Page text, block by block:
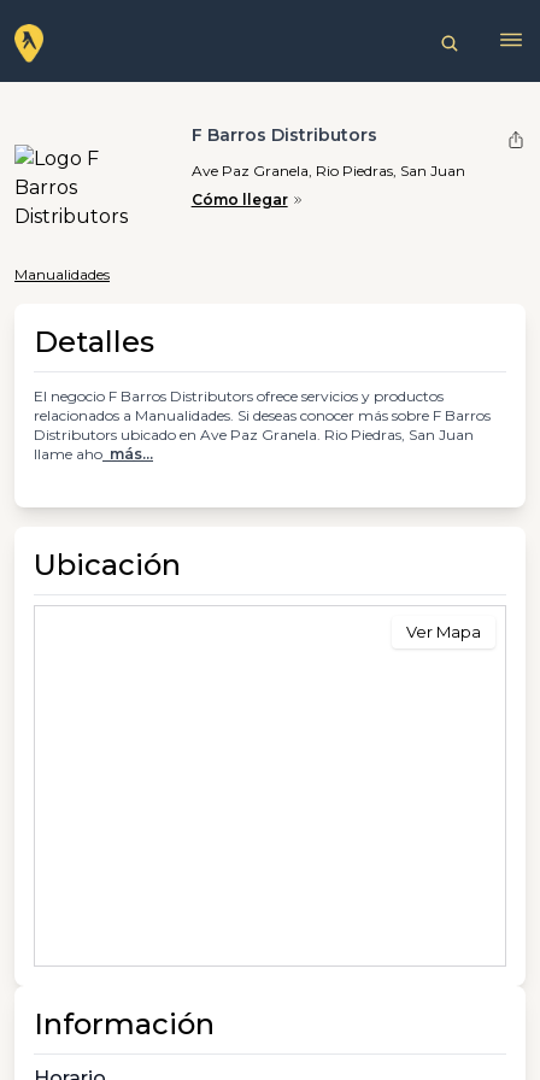
F Barros Distributors
Ave Paz Granela, Rio Piedras, San Juan
Cómo llegar
Manualidades
Detalles
El negocio F Barros Distributors ofrece servicios y productos
relacionados a Manualidades. Si deseas conocer más sobre F Barros
Distributors ubicado en Ave Paz Granela. Rio Piedras, San Juan
llame aho más...
Ubicación
Ver Mapa
Información